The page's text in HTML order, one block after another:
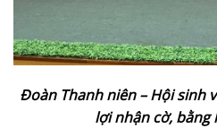
Đoàn Thanh niên – Hội sinh
lợi nhận cờ, bằng